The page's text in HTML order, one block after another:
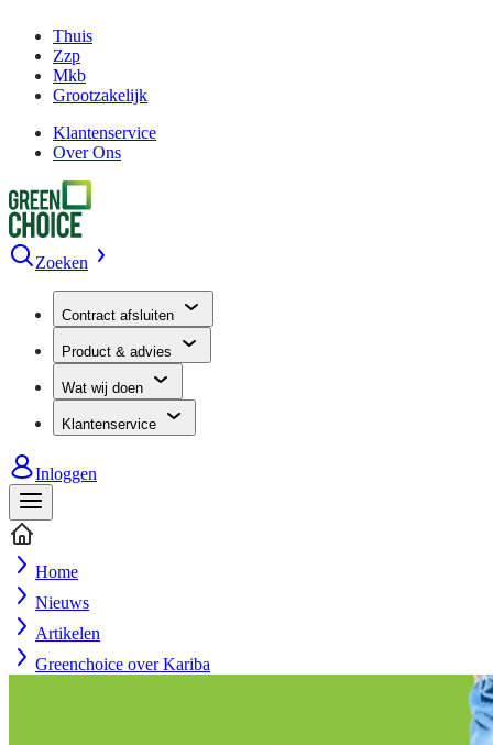
Thuis
Zzp
Mkb
Grootzakelijk
Klantenservice
Over Ons
Zoeken
Contract afsluiten
Product & advies
Wat wij doen
Klantenservice
Inloggen
Home
Nieuws
Artikelen
Greenchoice over Kariba